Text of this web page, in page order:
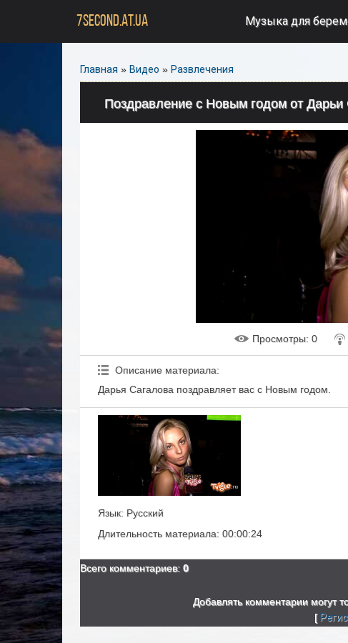
7SECOND.AT.UA Музыка для
Главная » Видео » Развлечения
Поздравление с Новым годом от Дарьи
Просмотры: 0
Описание материала:
Дарья Сагалова поздравляет вас с Новым годом.
Язык: Русский
Длительность материала: 00:00:24
Всего комментариев: 0
Добавлять комментарии могут
[